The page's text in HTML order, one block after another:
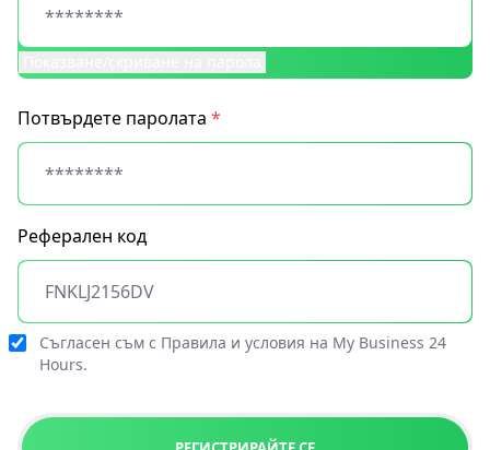
Потвърдете паролата *
Реферален код
Съгласен съм с Правила и условия на My Business 24
Hours.